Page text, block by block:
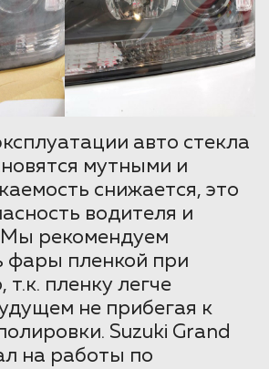
авто стекла
мутными и
снижается, это
водителя и
Мы рекомендуем
фары пленкой при
т.к. пленку легче
не прибегая к
Suzuki Grand
на работы по